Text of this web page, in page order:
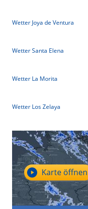
Wetter Joya de Ventura
Wetter Santa Elena
Wetter La Morita
Wetter Los Zelaya
Karte öffnen